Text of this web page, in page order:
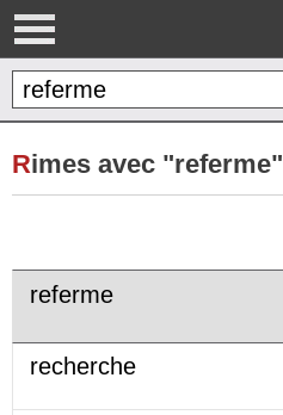
Rimes avec "referme"
referme
recherche